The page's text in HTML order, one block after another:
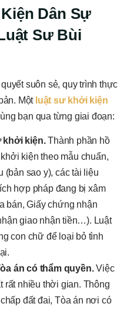
Dân Sự
Sư Bùi
suôn sẻ, quy trình thực
Một luật sư khởi kiện
bạn qua từng giai đoạn:
khởi kiện.Thành phần hồ
kiện theo mẫu chuẩn,
(bản sao y), các tài liệu
hợp pháp đang bị xâm
bán, Giấy chứng nhận
giao nhận tiền…). Luật
con chữ để loại bỏ tình
án có thẩm quyền.Việc
rất nhiều thời gian. Thông
đất đai, Tòa án nơi có